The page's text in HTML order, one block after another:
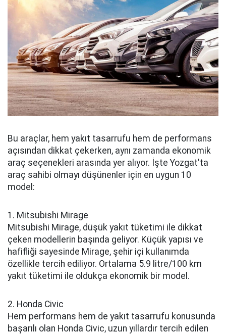
Bu araçlar, hem yakıt tasarrufu hem de performans
açısından dikkat çekerken, aynı zamanda ekonomik
araç seçenekleri arasında yer alıyor. İşte Yozgat'ta
araç sahibi olmayı düşünenler için en uygun 10
model:
1. Mitsubishi Mirage
Mitsubishi Mirage, düşük yakıt tüketimi ile dikkat
çeken modellerin başında geliyor. Küçük yapısı ve
hafifliği sayesinde Mirage, şehir içi kullanımda
özellikle tercih ediliyor. Ortalama 5.9 litre/100 km
yakıt tüketimi ile oldukça ekonomik bir model.
2. Honda Civic
Hem performans hem de yakıt tasarrufu konusunda
başarılı olan Honda Civic, uzun yıllardır tercih edilen